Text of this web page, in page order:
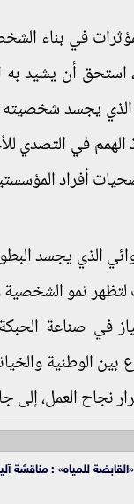
في بناء
استحق أن يشيد
الذي يجسد شخصيته
في التصدي
أفراد
الذي يجسد
نمو الشخصية
في صناعة
الوطنية
نجاح العمل، إلى
«القابضة للمياه» : مناقشة